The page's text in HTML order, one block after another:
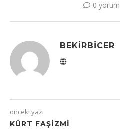
0 yorum
BEKIRBICER
önceki yazı
KÜRT FAŞIZMI